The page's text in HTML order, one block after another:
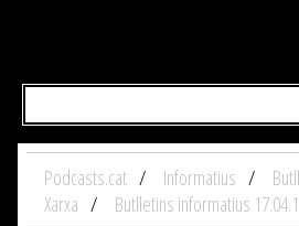
Podcasts.cat Informatius
Xarxa
Butlletins informatius